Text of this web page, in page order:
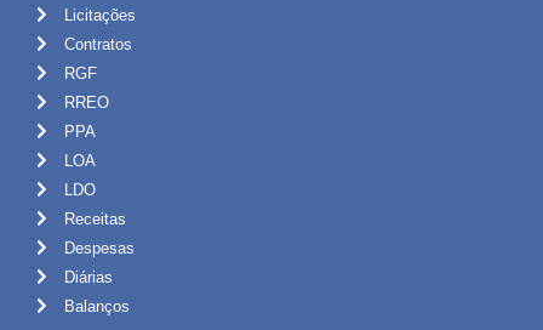
Licitações
Contratos
RGF
RREO
PPA
LOA
LDO
Receitas
Despesas
Diárias
Balanços